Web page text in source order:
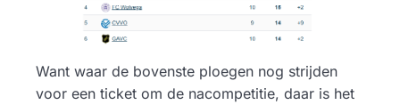
Want waar de bovenste ploegen nog strijden
voor een ticket om de nacompetitie, daar is het